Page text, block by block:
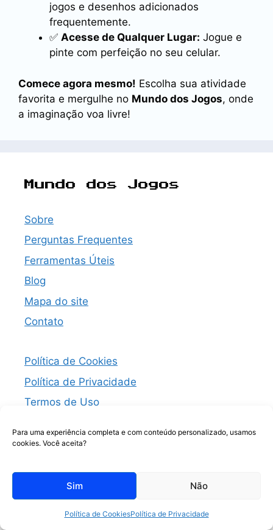
Para uma experiência completa e com conteúdo personalizado, usamos
cookies. Você aceita?
Sim Não
Política de CookiesPolítica de Privacidade
jogos e desenhos adicionados
frequentemente.
✅ Acesse de Qualquer Lugar: Jogue e
pinte com perfeição no seu celular.
Comece agora mesmo! Escolha sua atividade
favorita e mergulhe no Mundo dos Jogos, onde
a imaginação voa livre!
Mundo dos Jogos
Sobre
Perguntas Frequentes
Ferramentas Úteis
Blog
Mapa do site
Contato
Política de Cookies
Política de Privacidade
Termos de Uso
Transparência